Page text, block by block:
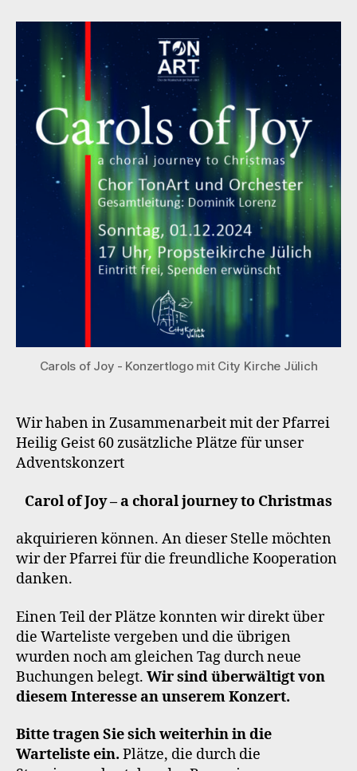
gemeinsame
Lösungssuche
Carols of Joy - Konzertlogo mit City Kirche Jülich
Wir haben in Zusammenarbeit mit der Pfarrei
Heilig Geist 60 zusätzliche Plätze für unser
Adventskonzert
Carol of Joy – a choral journey to Christmas
akquirieren können. An dieser Stelle möchten
wir der Pfarrei für die freundliche Kooperation
danken.
Einen Teil der Plätze konnten wir direkt über
die Warteliste vergeben und die übrigen
wurden noch am gleichen Tag durch neue
Buchungen belegt. Wir sind überwältigt von
diesem Interesse an unserem Konzert.
Bitte tragen Sie sich weiterhin in die
Warteliste ein. Plätze, die durch die